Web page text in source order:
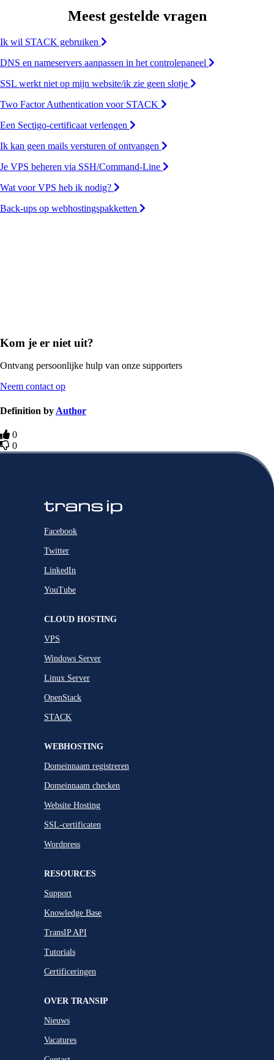
Meest gestelde vragen
Ik wil STACK gebruiken
DNS en nameservers aanpassen in het controlepaneel
SSL werkt niet op mijn website/ik zie geen slotje
Two Factor Authentication voor STACK
Een Sectigo-certificaat verlengen
Ik kan geen mails versturen of ontvangen
Je VPS beheren via SSH/Command-Line
Wat voor VPS heb ik nodig?
Back-ups op webhostingspakketten
Kom je er niet uit?
Ontvang persoonlijke hulp van onze supporters
Neem contact op
Definition by Author
0
0
Facebook
Twitter
LinkedIn
YouTube
CLOUD HOSTING
VPS
Windows Server
Linux Server
OpenStack
STACK
WEBHOSTING
Domeinnaam registreren
Domeinnaam checken
Website Hosting
SSL-certificaten
Wordpress
RESOURCES
Support
Knowledge Base
TransIP API
Tutorials
Certificeringen
OVER TRANSIP
Nieuws
Vacatures